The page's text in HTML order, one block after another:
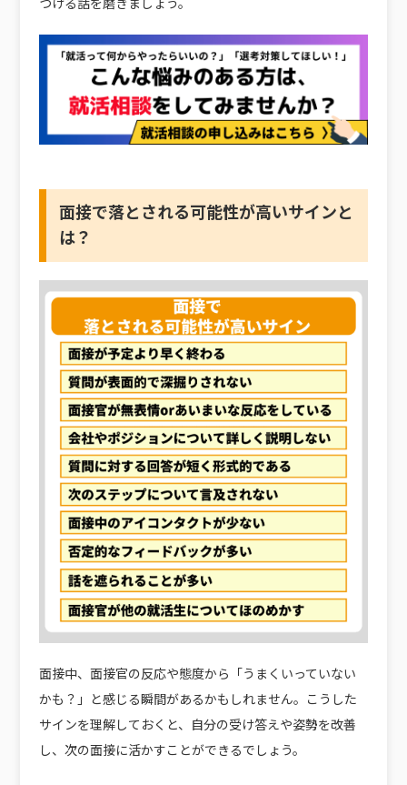
つける話を磨きましょう。
面接で落とされる可能性が高いサインと
は？
面接中、面接官の反応や態度から「うまくいっていない
かも？」と感じる瞬間があるかもしれません。こうした
サインを理解しておくと、自分の受け答えや姿勢を改善
し、次の面接に活かすことができるでしょう。